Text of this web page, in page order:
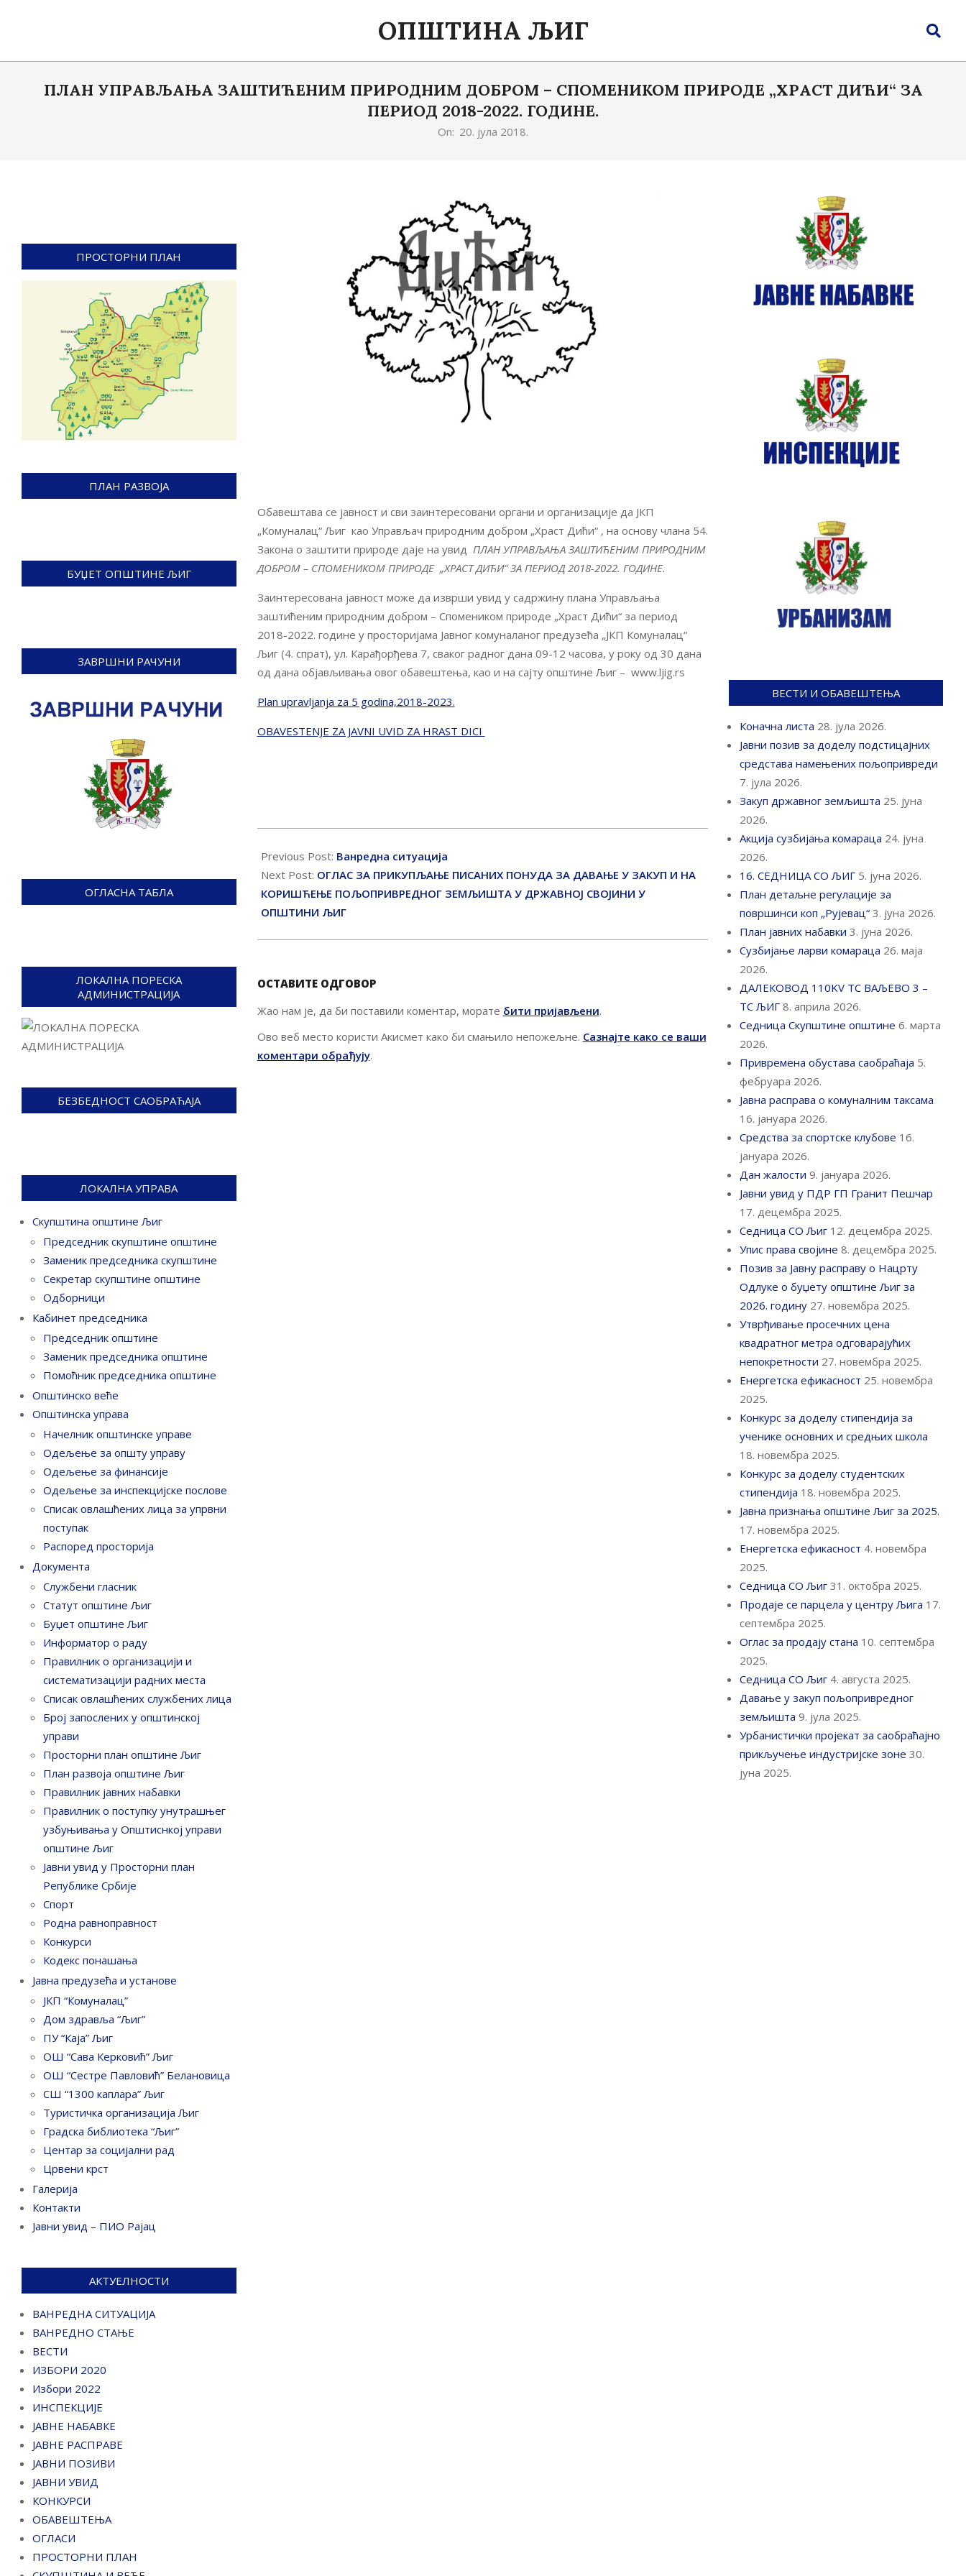
ОПШТИНА ЉИГ Search
ПЛАН УПРАВЉАЊА ЗАШТИЋЕНИМ ПРИРОДНИМ ДОБРОМ – СПОМЕНИКОМ ПРИРОДЕ „ХРАСТ ДИЋИ“ ЗА
ПЕРИОД 2018-2022. ГОДИНЕ.
On: 20. јула 2018.
Обавештава се јавност и сви заинтересовани органи и организације да ЈКП
„Комуналац“ Љиг као Управљач природним добром „Храст Дићи“ , на основу члана 54.
Закона о заштити природе даје на увид ПЛАН УПРАВЉАЊА ЗАШТИЋЕНИМ ПРИРОДНИМ
ДОБРОМ – СПОМЕНИКОМ ПРИРОДЕ „ХРАСТ ДИЋИ“ ЗА ПЕРИОД 2018-2022. ГОДИНЕ.
Заинтересована јавност може да изврши увид у садржину плана Управљања
заштићеним природним добром – Спомеником природе „Храст Дићи“ за период
2018-2022. године у просторијама Јавног комуналаног предузећа „ЈКП Комуналац“
Љиг (4. спрат), ул. Карађорђева 7, сваког радног дана 09-12 часова, у року од 30 дана
од дана објављивања овог обавештења, као и на сајту општине Љиг – www.ljig.rs
Plan upravljanja za 5 godina,2018-2023.
OBAVESTENJE ZA JAVNI UVID ZA HRAST DICI
07-
20
Previous Post: Ванредна ситуација
Next Post: ОГЛАС ЗА ПРИКУПЉАЊЕ ПИСАНИХ ПОНУДА ЗА ДАВАЊЕ У ЗАКУП И НА
КОРИШЋЕЊЕ ПОЉОПРИВРЕДНОГ ЗЕМЉИШТА У ДРЖАВНОЈ СВОЈИНИ У
ОПШТИНИ ЉИГ
ОСТАВИТЕ ОДГОВОР
Жао нам је, да би поставили коментар, морате бити пријављени.
Ово веб место користи Акисмет како би смањило непожељне. Сазнајте како се ваши
коментари обрађују.
ПРОСТОРНИ ПЛАН
ПЛАН РАЗВОЈА
БУЏЕТ ОПШТИНЕ ЉИГ
ЗАВРШНИ РАЧУНИ
ОГЛАСНА ТАБЛА
ЛОКАЛНА ПОРЕСКА
АДМИНИСТРАЦИЈА
БЕЗБЕДНОСТ САОБРАЋАЈА
ЛОКАЛНА УПРАВА
Скупштина општине Љиг
Председник скупштине општине
Заменик председника скупштине
Секретар скупштине општине
Одборници
Кабинет председника
Председник општине
Заменик председника општине
Помоћник председника општине
Општинско веће
Општинска управа
Начелник општинске управе
Одељење за општу управу
Одељење за финансије
Одељење за инспекцијске послове
Списак овлашћених лица за упрвни
поступак
Распоред просторија
Документа
Службени гласник
Статут општине Љиг
Буџет општине Љиг
Информатор о раду
Правилник o организацији и
систематизацији радних места
Списак овлашћених службених лица
Број запослених у oпштинској
управи
Просторни план општине Љиг
План развоја општине Љиг
Правилник јавних набавки
Правилник о поступку унутрашњег
узбуњивања у Општиснкој управи
општине Љиг
Јавни увид у Просторни план
Републике Србије
Спорт
Родна равноправност
Конкурси
Кодекс понашања
Јавна предузећа и установе
ЈКП “Комуналац”
Дом здравља “Љиг”
ПУ “Каја” Љиг
ОШ “Сава Керковић” Љиг
ОШ “Сестре Павловић” Белановица
СШ “1300 каплара” Љиг
Туристичка организација Љиг
Градска библиотека “Љиг”
Центар за социјални рад
Црвени крст
Галерија
Контакти
Јавни увид – ПИО Рајац
АКТУЕЛНОСТИ
ВАНРЕДНА СИТУАЦИЈА
ВАНРЕДНО СТАЊЕ
ВЕСТИ
ИЗБОРИ 2020
Избори 2022
ИНСПЕКЦИЈЕ
ЈАВНЕ НАБАВКЕ
ЈАВНЕ РАСПРАВЕ
ЈАВНИ ПОЗИВИ
ЈАВНИ УВИД
КОНКУРСИ
ОБАВЕШТЕЊА
ОГЛАСИ
ПРОСТОРНИ ПЛАН
ВЕСТИ И ОБАВЕШТЕЊА
Коначна листа 28. јула 2026.
Јавни позив за доделу подстицајних
средстава намењених пољопривреди
7. јула 2026.
Закуп државног земљишта 25. јуна
2026.
Акција сузбијања комараца 24. јуна
2026.
16. СЕДНИЦА СО ЉИГ 5. јуна 2026.
План детаљне регулације за
површинси коп „Рујевац“ 3. јуна 2026.
План јавних набавки 3. јуна 2026.
Сузбијање ларви комараца 26. маја
2026.
ДАЛЕКОВОД 110KV ТС ВАЉЕВО 3 –
ТС ЉИГ 8. априла 2026.
Седница Скупштине општине 6. марта
2026.
Привремена обустава саобраћаја 5.
фебруара 2026.
Јавна расправа о комуналним таксама
16. јануара 2026.
Средства за спортске клубове 16.
јануара 2026.
Дан жалости 9. јануара 2026.
Јавни увид у ПДР ГП Гранит Пешчар
17. децембра 2025.
Седница СО Љиг 12. децембра 2025.
Упис права својине 8. децембра 2025.
Позив за Јавну расправу о Нацрту
Одлуке о буџету општине Љиг за
2026. годину 27. новембра 2025.
Утврђивање просечних цена
квадратног метра одговарајућих
непокретности 27. новембра 2025.
Енергетска ефикасност 25. новембра
2025.
Конкурс за доделу стипендија за
ученике основних и средњих школа
18. новембра 2025.
Конкурс за доделу студентских
стипендија 18. новембра 2025.
Јавна признања општине Љиг за 2025.
17. новембра 2025.
Енергетска ефикасност 4. новембра
2025.
Седница СО Љиг 31. октобра 2025.
Продаје се парцела у центру Љига 17.
септембра 2025.
Оглас за продају стана 10. септембра
2025.
Седница СО Љиг 4. августа 2025.
Давање у закуп пољопривредног
земљишта 9. јула 2025.
Урбанистички пројекат за саобраћајно
прикључење индустријске зоне 30.
јуна 2025.